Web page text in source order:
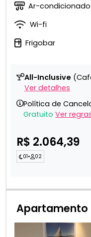
Ar-condicionado
Wi-fi
Frigobar
All-Inclusive
Ver detalhes
Política de
Gratuito Ver
R$ 2.064,39
01• 02
Apartamento